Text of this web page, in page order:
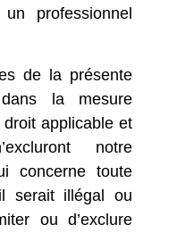
professionnel
de la présente
dans la mesure
applicable et
notre
concerne toute
serait illégal ou
ou d’exclure